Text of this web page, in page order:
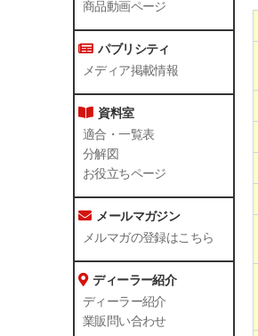
商品動画ページ
パブリシティ
メディア掲載情報
資料室
適合・一覧表
分解図
お役立ちページ
メールマガジン
メルマガの登録はこちら
ディーラー紹介
ディーラー紹介
業販問い合わせ